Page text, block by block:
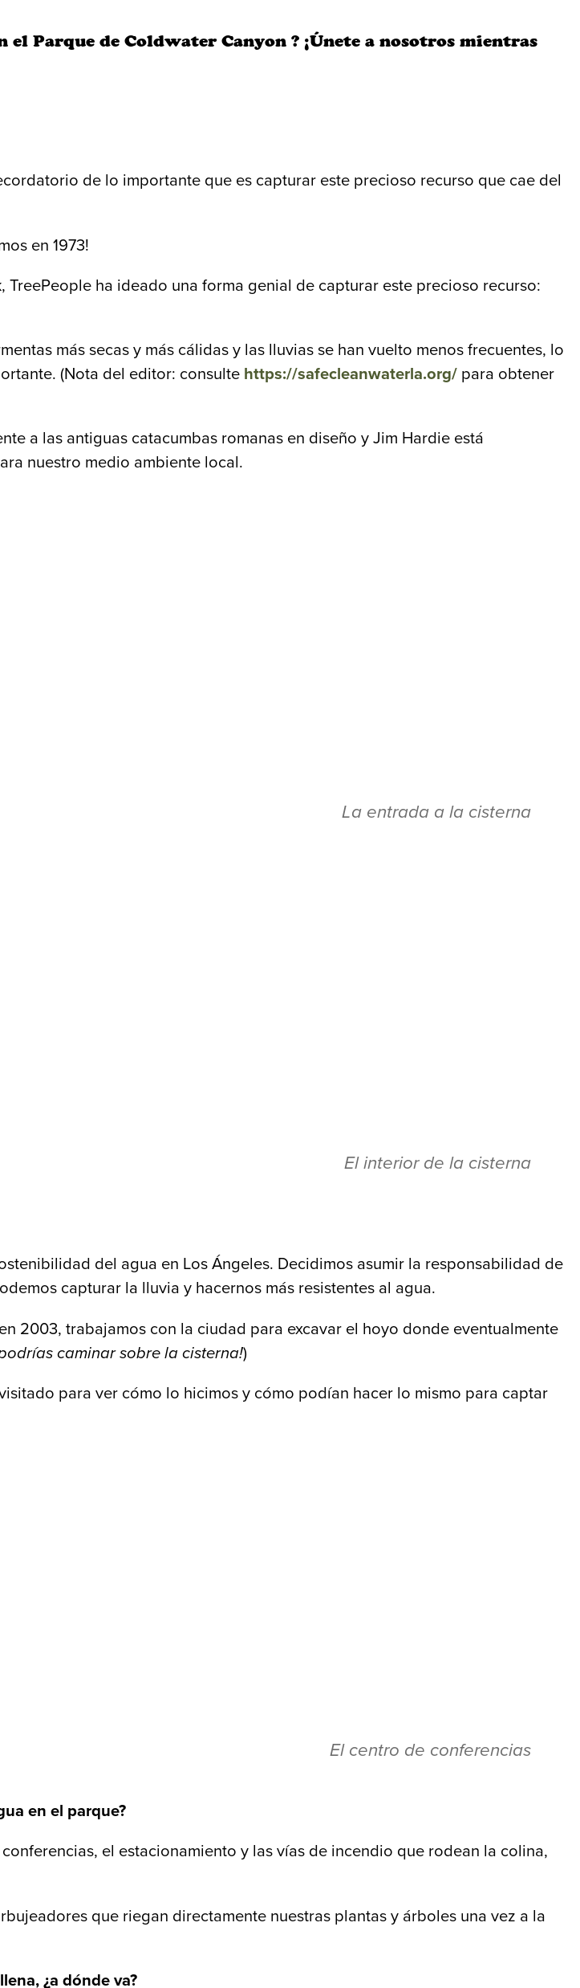
el Parque de Coldwater Canyon ? ¡Únete a nosotros mientras
de lo importante que es capturar este precioso recurso que cae del
en 1973!
ha ideado una forma genial de capturar este precioso recurso:
más secas y más cálidas y las lluvias se han vuelto menos frecuentes, lo
(Nota del editor: consulte https://safecleanwaterla.org/ para obtener
a las antiguas catacumbas romanas en diseño y Jim Hardie está
nuestro medio ambiente local.
La entrada a la cisterna
El interior de la cisterna
del agua en Los Ángeles. Decidimos asumir la responsabilidad de
capturar la lluvia y hacernos más resistentes al agua.
2003, trabajamos con la ciudad para excavar el hoyo donde eventualmente
caminar sobre la cisterna!)
para ver cómo lo hicimos y cómo podían hacer lo mismo para captar
El centro de conferencias
en el parque?
el estacionamiento y las vías de incendio que rodean la colina,
que riegan directamente nuestras plantas y árboles una vez a la
¿a dónde va?